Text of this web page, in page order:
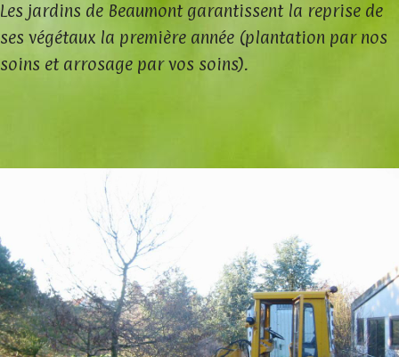
Les jardins de Beaumont garantissent la reprise de
ses végétaux la première année (plantation par nos
soins et arrosage par vos soins).